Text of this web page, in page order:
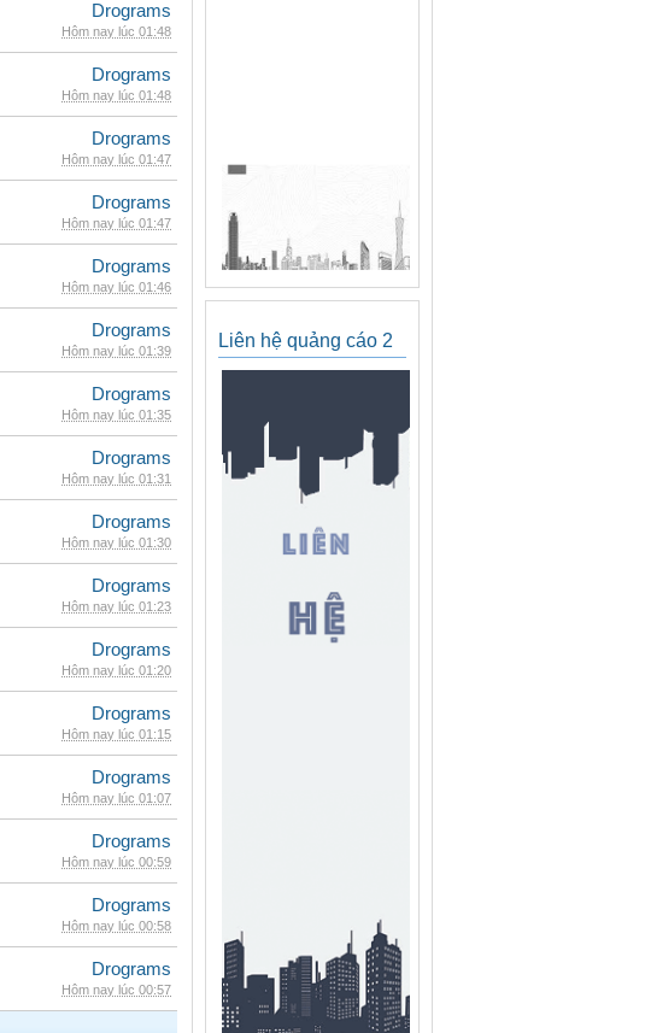
Drograms
Hôm nay lúc 01:48
Drograms
Hôm nay lúc 01:48
Drograms
Hôm nay lúc 01:47
Drograms
Hôm nay lúc 01:47
Drograms
Hôm nay lúc 01:46
Drograms
Hôm nay lúc 01:39
Drograms
Hôm nay lúc 01:35
Drograms
Hôm nay lúc 01:31
Drograms
Hôm nay lúc 01:30
Drograms
Hôm nay lúc 01:23
Drograms
Hôm nay lúc 01:20
Drograms
Hôm nay lúc 01:15
Drograms
Hôm nay lúc 01:07
Drograms
Hôm nay lúc 00:59
Drograms
Hôm nay lúc 00:58
Drograms
Hôm nay lúc 00:57
Liên hệ quảng cáo 2